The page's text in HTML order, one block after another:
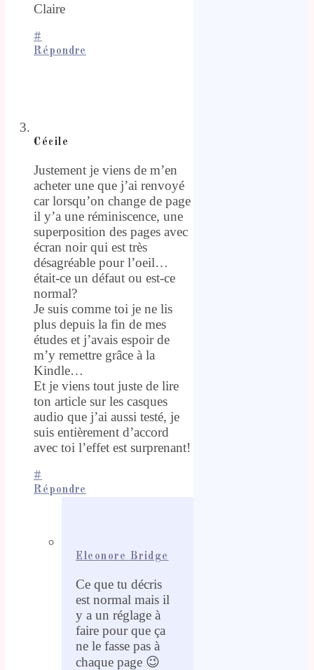
Claire
#
Répondre
Cécile
Justement je viens de m’en
acheter une que j’ai renvoyé
car lorsqu’on change de page
il y’a une réminiscence, une
superposition des pages avec
écran noir qui est très
désagréable pour l’oeil…
était-ce un défaut ou est-ce
normal?
Je suis comme toi je ne lis
plus depuis la fin de mes
études et j’avais espoir de
m’y remettre grâce à la
Kindle…
Et je viens tout juste de lire
ton article sur les casques
audio que j’ai aussi testé, je
suis entièrement d’accord
avec toi l’effet est surprenant!
#
Répondre
Eleonore Bridge
Ce que tu décris
est normal mais il
y a un réglage à
faire pour que ça
ne le fasse pas à
chaque page 😉